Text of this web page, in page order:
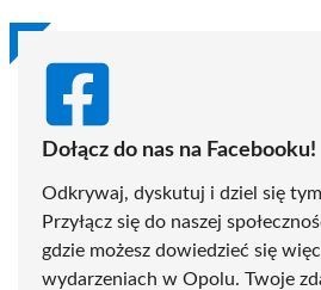
Dołącz do nas na Facebooku!
Odkrywaj, dyskutuj i dziel się
Przyłącz się do naszej
gdzie możesz dowiedzieć się
wydarzeniach w Opolu. Twoje